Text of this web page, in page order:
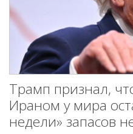
Трамп признал,
Ираном у мира
недели» запасов